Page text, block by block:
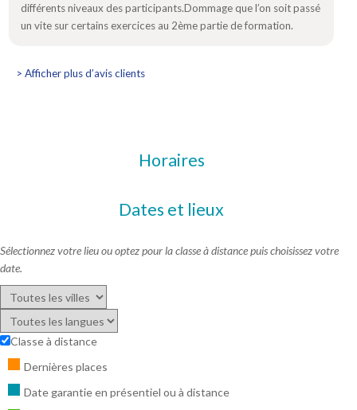
différents niveaux des participants.Dommage que l’on soit passé
un vite sur certains exercices au 2ème partie de formation.
> Afficher plus d’avis clients
Horaires
Dates et lieux
Sélectionnez votre lieu ou optez pour la classe à distance puis choisissez votre
date.
Classe à distance
Dernières places
Date garantie en présentiel ou à distance